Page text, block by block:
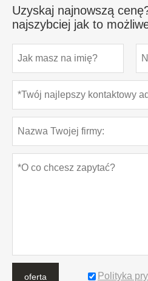
Uzyskaj najnowszą
najszybciej jak to
oferta Polityka